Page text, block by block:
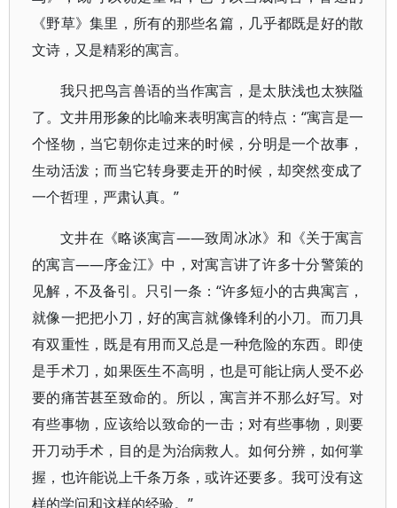
《野草》集里，所有的那些名篇，几乎都既是好的散
文诗，又是精彩的寓言。
我只把鸟言兽语的当作寓言，是太肤浅也太狭隘
了。文井用形象的比喻来表明寓言的特点：“寓言是一
个怪物，当它朝你走过来的时候，分明是一个故事，
生动活泼；而当它转身要走开的时候，却突然变成了
一个哲理，严肃认真。”
文井在《略谈寓言——致周冰冰》和《关于寓言
的寓言——序金江》中，对寓言讲了许多十分警策的
见解，不及备引。只引一条：“许多短小的古典寓言，
就像一把把小刀，好的寓言就像锋利的小刀。而刀具
有双重性，既是有用而又总是一种危险的东西。即使
是手术刀，如果医生不高明，也是可能让病人受不必
要的痛苦甚至致命的。所以，寓言并不那么好写。对
有些事物，应该给以致命的一击；对有些事物，则要
开刀动手术，目的是为治病救人。如何分辨，如何掌
握，也许能说上千条万条，或许还要多。我可没有这
样的学问和这样的经验。”